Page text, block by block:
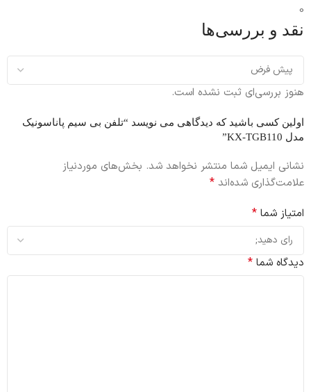
0
نقد و بررسی‌ها
هنوز بررسی‌ای ثبت نشده است.
اولین کسی باشید که دیدگاهی می نویسد “تلفن بی سیم پاناسونیک
مدل KX-TGB110”
نشانی ایمیل شما منتشر نخواهد شد. بخش‌های موردنیاز
علامت‌گذاری شده‌اند *
امتیاز شما *
دیدگاه شما *